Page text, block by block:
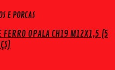
E PORCAS
FERRO OPALA CH19 M12X1,5 (5